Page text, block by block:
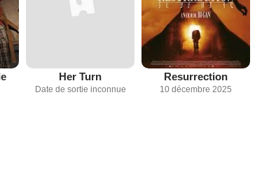
Her Turn
Date de sortie inconnue
Resurrection
10 décembre 2025